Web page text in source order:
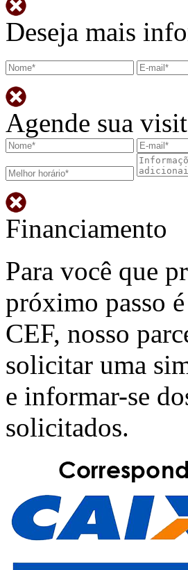
Deseja mais
Agende sua
Financiamento
Para você que
próximo passo
CEF, nosso
solicitar uma
e informar-se
solicitados.